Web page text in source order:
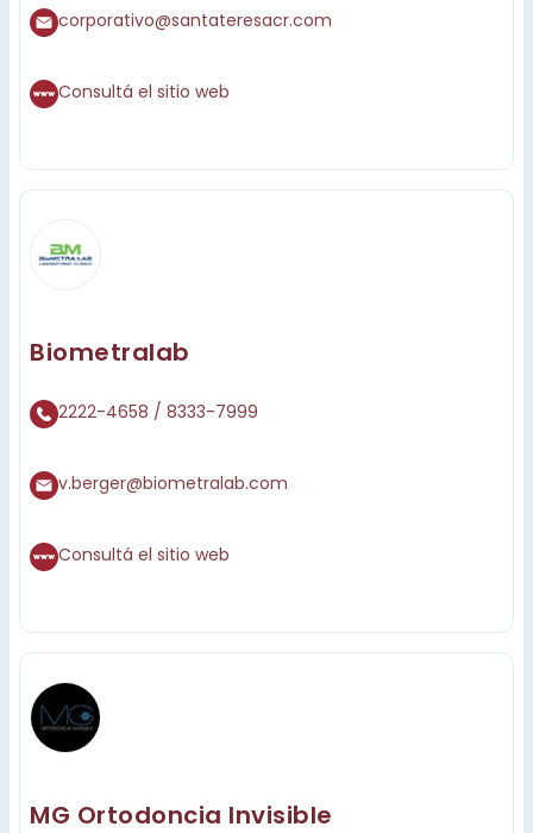
corporativo@santateresacr.com
Consultá el sitio web
Biometralab
2222-4658 / 8333-7999
v.berger@biometralab.com
Consultá el sitio web
MG Ortodoncia Invisible